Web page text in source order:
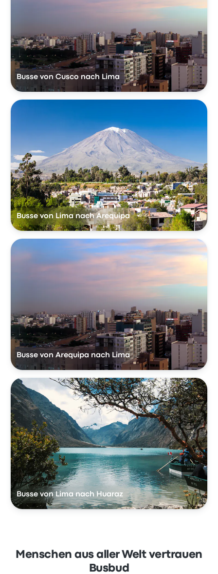
Busse von Cusco nach Lima
Busse von Lima nach Arequipa
Busse von Arequipa nach Lima
Busse von Lima nach Huaraz
Menschen aus aller Welt vertrauen
Busbud